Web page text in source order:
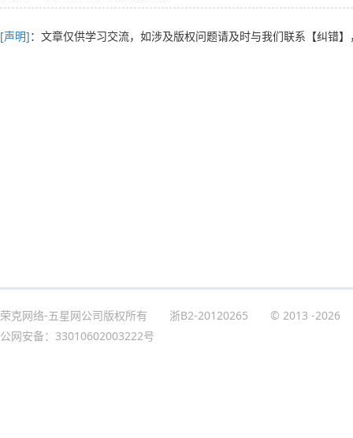
[声明]：文章仅供学习交流，如涉及版权问题请及时与我们联系 【纠错】
荣克网络-五星网公司版权所有 浙B2-20120265 © 2013 -2026
公网安备：33010602003222号